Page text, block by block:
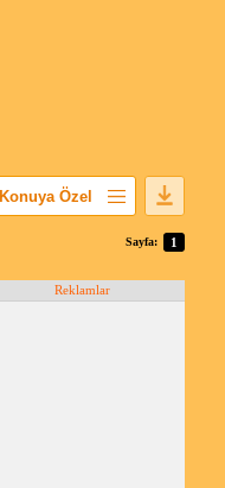
Konuya Özel
Popüler Mesajlar
Sayfa: 1
Reklamlar